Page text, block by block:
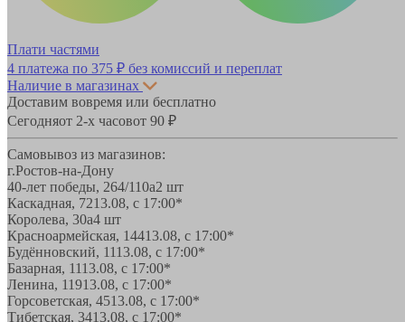
Плати частями
4 платежа по 375 ₽ без комиссий и переплат
Наличие в магазинах
Доставим вовремя или бесплатно
Сегодняот 2-х часовот 90 ₽
Самовывоз из магазинов:
г.Ростов-на-Дону
40-лет победы, 264/110а2 шт
Каскадная, 7213.08, с 17:00*
Королева, 30а4 шт
Красноармейская, 14413.08, с 17:00*
Будённовский, 1113.08, с 17:00*
Базарная, 1113.08, с 17:00*
Ленина, 11913.08, с 17:00*
Горсоветская, 4513.08, с 17:00*
Тибетская, 3413.08, с 17:00*